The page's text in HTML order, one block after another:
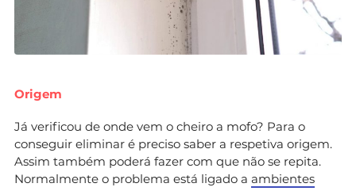
Origem
Já verificou de onde vem o cheiro a mofo? Para o
conseguir eliminar é preciso saber a respetiva origem.
Assim também poderá fazer com que não se repita.
Normalmente o problema está ligado a ambientes